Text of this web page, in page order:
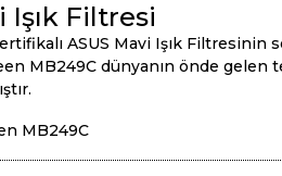
Işık Filtresi
ASUS Mavi Işık Filtresinin
MB249C dünyanın önde